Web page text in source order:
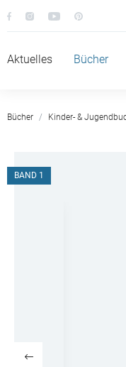
Aktuelles Bücher
Bücher Kinder- &
BAND 1